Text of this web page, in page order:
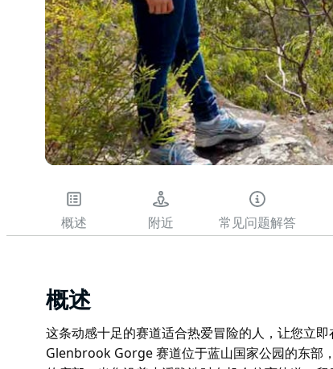
概述 附近 常见问题解答
概述
这条动感十足的赛道适合热爱冒险的人，让您立
Glenbrook Gorge 赛道位于蓝山国家公园的东部